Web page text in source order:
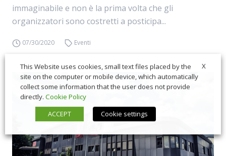
immaginabile e non è la prima volta che gli
organizzatori sono costretti a posticipa...
07/30/2020 Eventi
X
This Website uses cookies, small text files placed by the
site on the computer or mobile device, which automatically
collect some information that the user does not provide
directly. Cookie Policy
ACCEPT
Cookie settings